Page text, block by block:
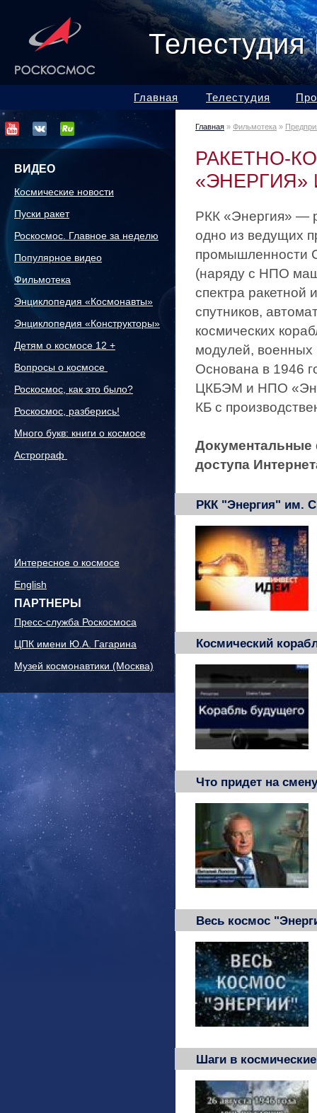
Главная Телестудия
ВИДЕО
Космические новости
Пуски ракет
Роскосмос. Главное за неделю
Популярное видео
Фильмотека
Энциклопедия «Космонавты»
Энциклопедия «Конструкторы»
Детям о космосе 12 +
Вопросы о космосе
Роскосмос, как это было?
Роскосмос, разберись!
Много букв: книги о космосе
Астрограф
Интересное о космосе
English
ПАРТНЕРЫ
Пресс-служба Роскосмоса
ЦПК имени Ю.А. Гагарина
Музей космонавтики (Москва)
Главная » Фильмотека »
РАКЕТНО-
РКК «Энергия» —
одно из ведущих
промышленности
(наряду с НПО
спектра ракетной
спутников,
космических
модулей, военных
Основана в 1946
ЦКБЭМ и НПО
КБ с
доступа
РКК "Энергия" им.
Космический
Что придет на
Весь космос
Шаги в